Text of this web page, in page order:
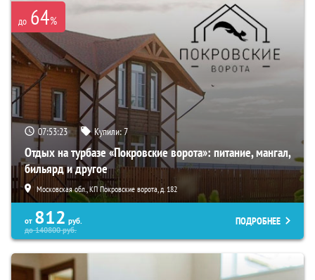
до 64%
07:53:21 Купили:7
Отдых на турбазе «Покровские ворота»: питание, мангал,
бильярд и другое
Московская обл., КП Покровские ворота, д. 182
от 812 руб.
до140800руб.
ПОДРОБНЕЕ